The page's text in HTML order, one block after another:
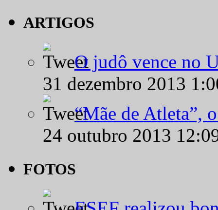
ARTIGOS
O judô vence no
31 dezembro 2013
“Mãe de Atleta”,
24 outubro 2013
FOTOS